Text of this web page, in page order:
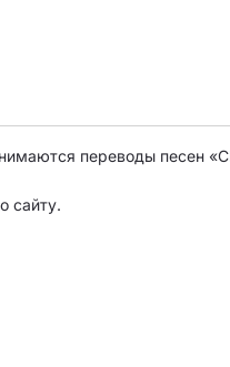
переводы песен
сайту.